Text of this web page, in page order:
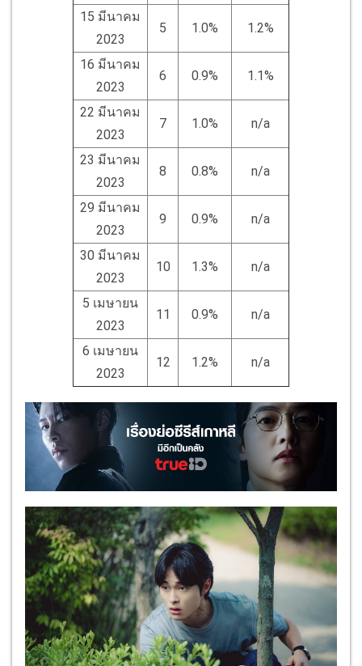
15 มีนาคม
2023
5 1.0% 1.2%
16 มีนาคม
2023
6 0.9% 1.1%
22 มีนาคม
2023
7 1.0% n/a
23 มีนาคม
2023
8 0.8% n/a
29 มีนาคม
2023
9 0.9% n/a
30 มีนาคม
2023
10 1.3% n/a
5 เมษายน
2023
11 0.9% n/a
6 เมษายน
2023
12 1.2% n/a